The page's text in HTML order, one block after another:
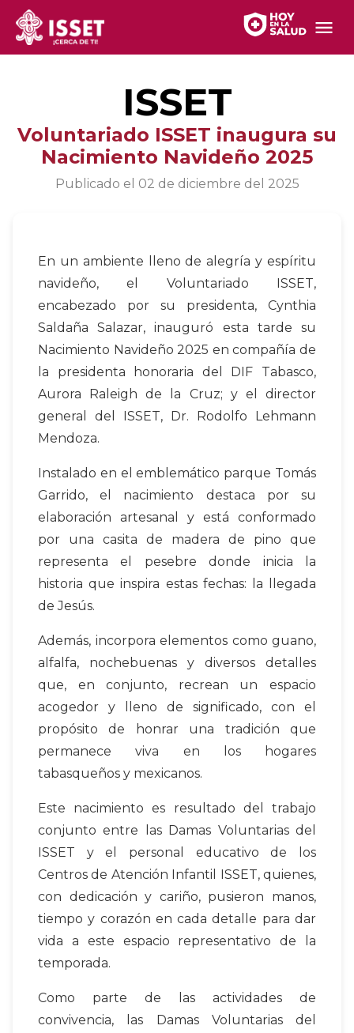
ISSET
Voluntariado ISSET inaugura su
Nacimiento Navideño 2025
Publicado el 02 de diciembre del 2025
En un ambiente lleno de alegría y espíritu
navideño, el Voluntariado ISSET,
encabezado por su presidenta, Cynthia
Saldaña Salazar, inauguró esta tarde su
Nacimiento Navideño 2025 en compañía de
la presidenta honoraria del DIF Tabasco,
Aurora Raleigh de la Cruz; y el director
general del ISSET, Dr. Rodolfo Lehmann
Mendoza.
Instalado en el emblemático parque Tomás
Garrido, el nacimiento destaca por su
elaboración artesanal y está conformado
por una casita de madera de pino que
representa el pesebre donde inicia la
historia que inspira estas fechas: la llegada
de Jesús.
Además, incorpora elementos como guano,
alfalfa, nochebuenas y diversos detalles
que, en conjunto, recrean un espacio
acogedor y lleno de significado, con el
propósito de honrar una tradición que
permanece viva en los hogares
tabasqueños y mexicanos.
Este nacimiento es resultado del trabajo
conjunto entre las Damas Voluntarias del
ISSET y el personal educativo de los
Centros de Atención Infantil ISSET, quienes,
con dedicación y cariño, pusieron manos,
tiempo y corazón en cada detalle para dar
vida a este espacio representativo de la
temporada.
Como parte de las actividades de
convivencia, las Damas Voluntarias del